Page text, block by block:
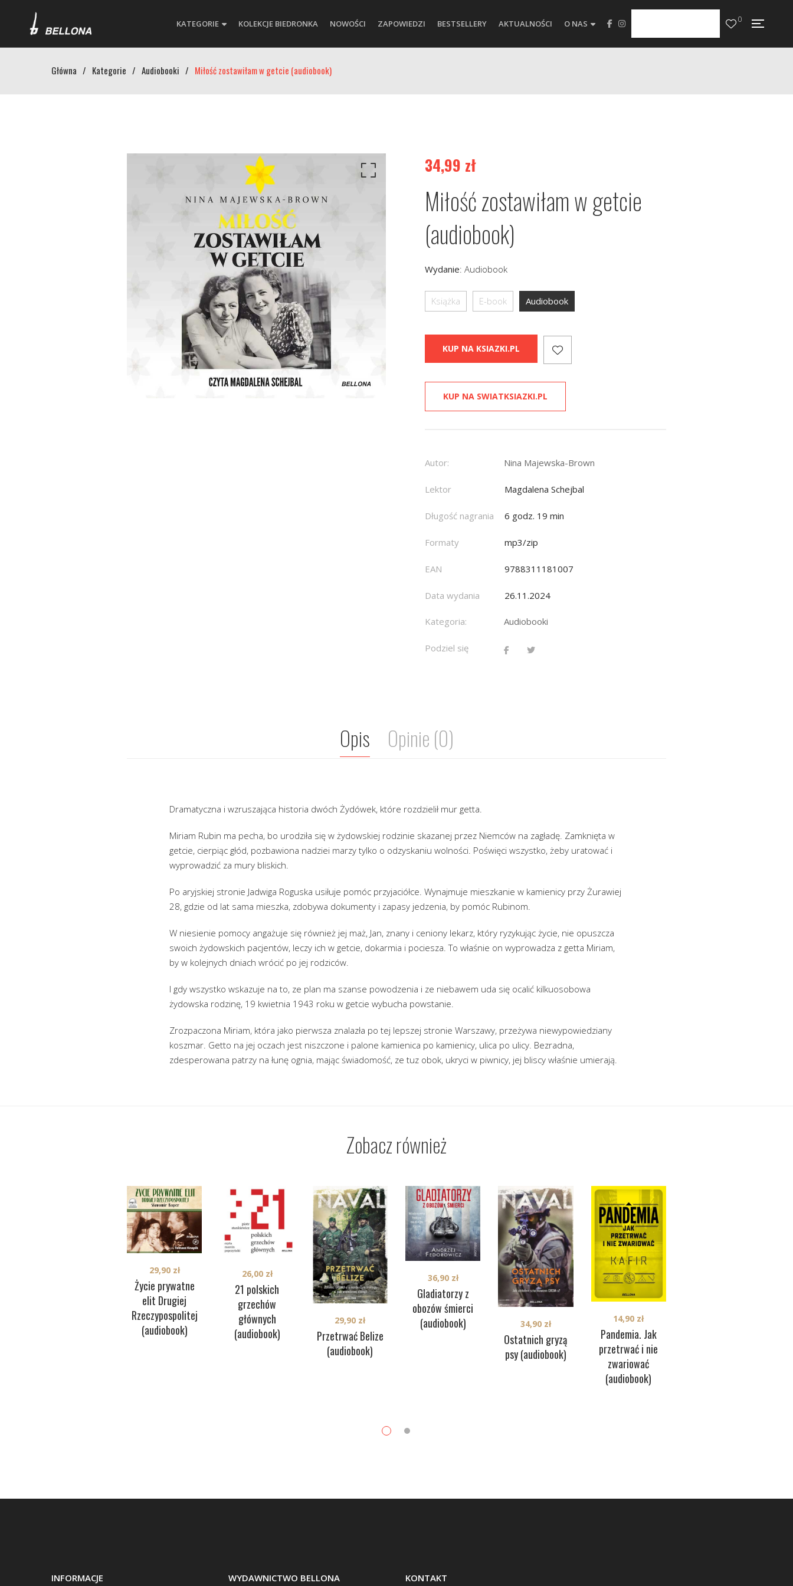
KATEGORIE KOLEKCJE BIEDRONKA NOWOŚCI ZAPOWIEDZI BESTSELLERY AKTUALNOŚCI O NAS 0
Główna / Kategorie / Audiobooki / Miłość zostawiłam w getcie (audiobook)
34,99 zł
Miłość zostawiłam w getcie
(audiobook)
Wydanie: Audiobook
Książka E-book Audiobook
KUP NA KSIAZKI.PL
KUP NA SWIATKSIAZKI.PL
Autor: Nina Majewska-Brown
Lektor Magdalena Schejbal
Długość nagrania 6 godz. 19 min
Formaty mp3/zip
EAN 9788311181007
Data wydania 26.11.2024
Kategoria: Audiobooki
Podziel się
Opis Opinie (0)
Dramatyczna i wzruszająca historia dwóch Żydówek, które rozdzielił mur getta.
Miriam Rubin ma pecha, bo urodziła się w żydowskiej rodzinie skazanej przez Niemców na zagładę. Zamknięta w
getcie, cierpiąc głód, pozbawiona nadziei marzy tylko o odzyskaniu wolności. Poświęci wszystko, żeby uratować i
wyprowadzić za mury bliskich.
Po aryjskiej stronie Jadwiga Roguska usiłuje pomóc przyjaciółce. Wynajmuje mieszkanie w kamienicy przy Żurawiej
28, gdzie od lat sama mieszka, zdobywa dokumenty i zapasy jedzenia, by pomóc Rubinom.
W niesienie pomocy angażuje się również jej maż, Jan, znany i ceniony lekarz, który ryzykując życie, nie opuszcza
swoich żydowskich pacjentów, leczy ich w getcie, dokarmia i pociesza. To właśnie on wyprowadza z getta Miriam,
by w kolejnych dniach wrócić po jej rodziców.
I gdy wszystko wskazuje na to, ze plan ma szanse powodzenia i ze niebawem uda się ocalić kilkuosobowa
żydowska rodzinę, 19 kwietnia 1943 roku w getcie wybucha powstanie.
Zrozpaczona Miriam, która jako pierwsza znalazła po tej lepszej stronie Warszawy, przeżywa niewypowiedziany
koszmar. Getto na jej oczach jest niszczone i palone kamienica po kamienicy, ulica po ulicy. Bezradna,
zdesperowana patrzy na łunę ognia, mając świadomość, ze tuz obok, ukryci w piwnicy, jej bliscy właśnie umierają.
Zobacz również
Życie prywatne
elit Drugiej
Rzeczypospolitej
(audiobook)
29,90 zł
21 polskich
grzechów
głównych
(audiobook)
26,00 zł
Przetrwać Belize
(audiobook)
29,90 zł
Gladiatorzy z
obozów śmierci
(audiobook)
36,90 zł
Ostatnich gryzą
psy (audiobook)
34,90 zł
Pandemia. Jak
przetrwać i nie
zwariować
(audiobook)
14,90 zł
INFORMACJE WYDAWNICTWO BELLONA KONTAKT